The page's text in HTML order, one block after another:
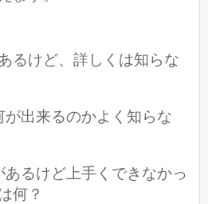
るけど、詳しくは知らな
出来るのかよく知らな
るけど上手くできなかっ
何？